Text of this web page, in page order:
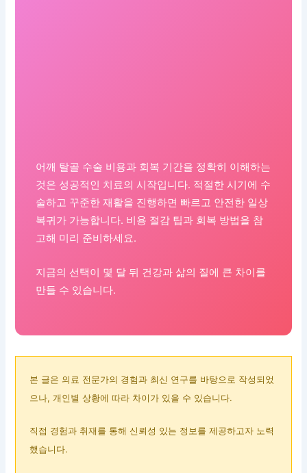
어깨 탈골 수술 비용과 회복 기간을 정확히 이해하는
것은 성공적인 치료의 시작입니다. 적절한 시기에 수
술하고 꾸준한 재활을 진행하면 빠르고 안전한 일상
복귀가 가능합니다. 비용 절감 팁과 회복 방법을 참
고해 미리 준비하세요.
지금의 선택이 몇 달 뒤 건강과 삶의 질에 큰 차이를
만들 수 있습니다.
본 글은 의료 전문가의 경험과 최신 연구를 바탕으로 작성되었
으나, 개인별 상황에 따라 차이가 있을 수 있습니다.
직접 경험과 취재를 통해 신뢰성 있는 정보를 제공하고자 노력
했습니다.